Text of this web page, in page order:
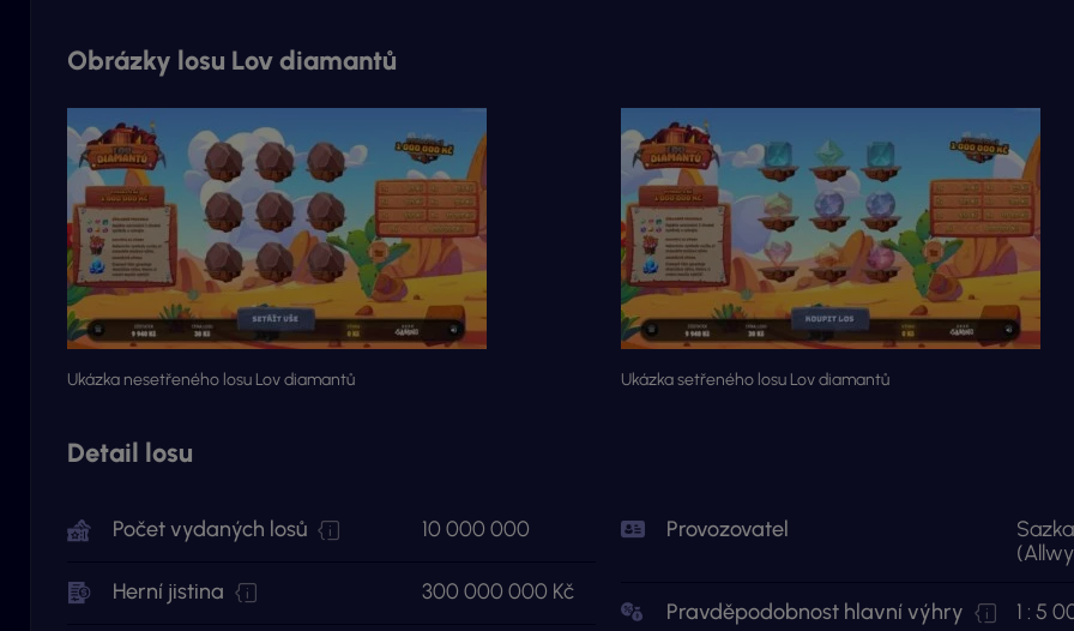
Obrázky losu Lov diamantů
Ukázka nesetřeného losu Lov diamantů Ukázka setřeného losu Lov diamantů
Detail losu
Počet vydaných losů 10 000 000
Herní jistina 300 000 000 Kč
Provozovatel
Sazka
Pravděpodobnost hlavní výhry 1 : 5